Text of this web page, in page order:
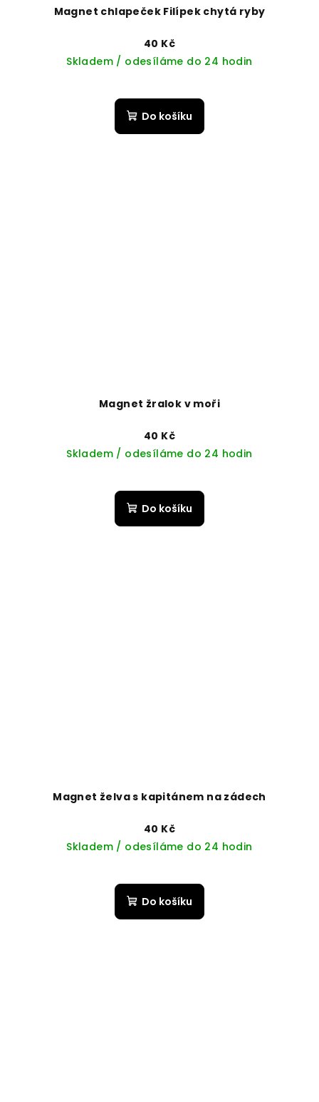
Magnet chlapeček Filípek chytá ryby
40 Kč
Skladem / odesíláme do 24 hodin
Do košíku
Magnet žralok v moři
40 Kč
Skladem / odesíláme do 24 hodin
Do košíku
Magnet želva s kapitánem na zádech
40 Kč
Skladem / odesíláme do 24 hodin
Do košíku